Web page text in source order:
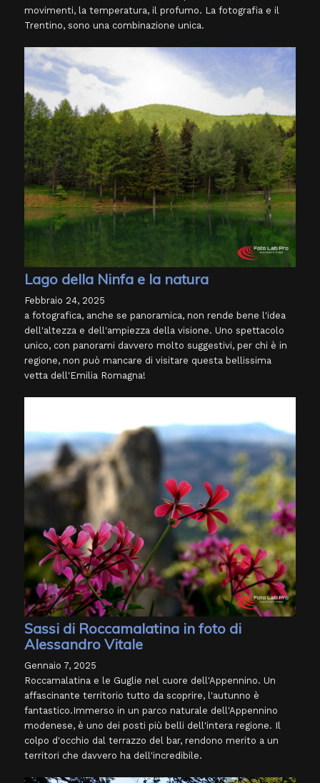
movimenti, la temperatura, il profumo. La fotografia e il
Trentino, sono una combinazione unica.
Lago della Ninfa e la natura
Febbraio 24, 2025
a fotografica, anche se panoramica, non rende bene l'idea
dell'altezza e dell'ampiezza della visione. Uno spettacolo
unico, con panorami davvero molto suggestivi, per chi è in
regione, non può mancare di visitare questa bellissima
vetta dell'Emilia Romagna!
Sassi di Roccamalatina in foto di
Alessandro Vitale
Gennaio 7, 2025
Roccamalatina e le Guglie nel cuore dell'Appennino. Un
affascinante territorio tutto da scoprire, l'autunno è
fantastico.Immerso in un parco naturale dell'Appennino
modenese, è uno dei posti più belli dell'intera regione. Il
colpo d'occhio dal terrazzo del bar, rendono merito a un
territori che davvero ha dell'incredibile.